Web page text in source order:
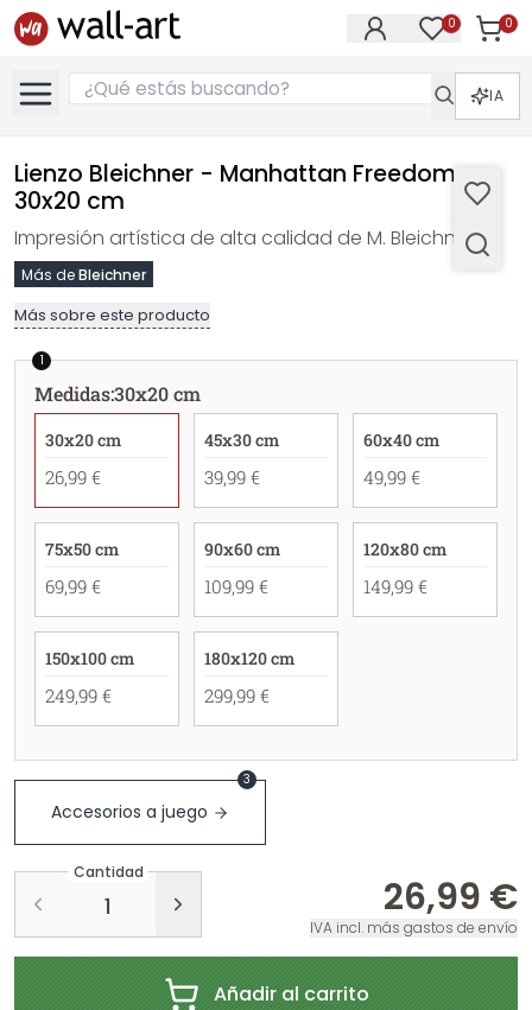
0 0
IA
Lienzo Bleichner - Manhattan Freedom -
30x20 cm
Impresión artística de alta calidad de M. Bleichner.
Más deBleichner
Más sobre este producto
1
Medidas:30x20 cm
30x20 cm
26,99 €
45x30 cm
39,99 €
60x40 cm
49,99 €
75x50 cm
69,99 €
90x60 cm
109,99 €
120x80 cm
149,99 €
150x100 cm
249,99 €
180x120 cm
299,99 €
Accesorios a juego
3
Cantidad
26,99 €
IVA incl. más gastos de envío
Añadir al carrito